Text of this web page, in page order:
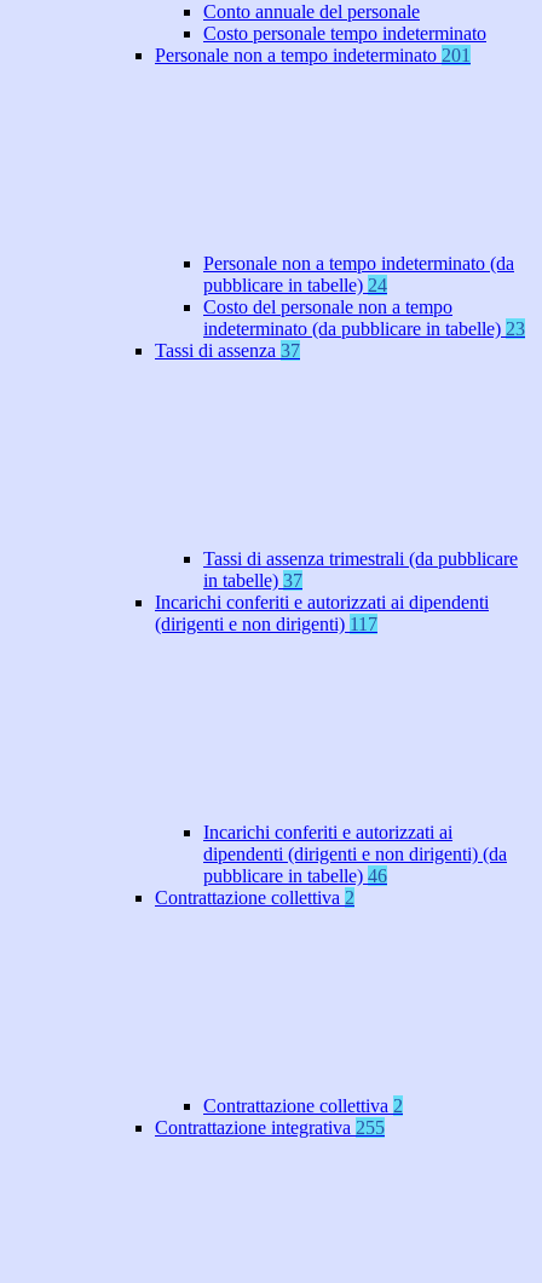
Conto annuale del personale
Costo personale tempo indeterminato
Personale non a tempo indeterminato 201
Personale non a tempo indeterminato (da
pubblicare in tabelle) 24
Costo del personale non a tempo
indeterminato (da pubblicare in tabelle) 23
Tassi di assenza 37
Tassi di assenza trimestrali (da pubblicare
in tabelle) 37
Incarichi conferiti e autorizzati ai dipendenti
(dirigenti e non dirigenti) 117
Incarichi conferiti e autorizzati ai
dipendenti (dirigenti e non dirigenti) (da
pubblicare in tabelle) 46
Contrattazione collettiva 2
Contrattazione collettiva 2
Contrattazione integrativa 255